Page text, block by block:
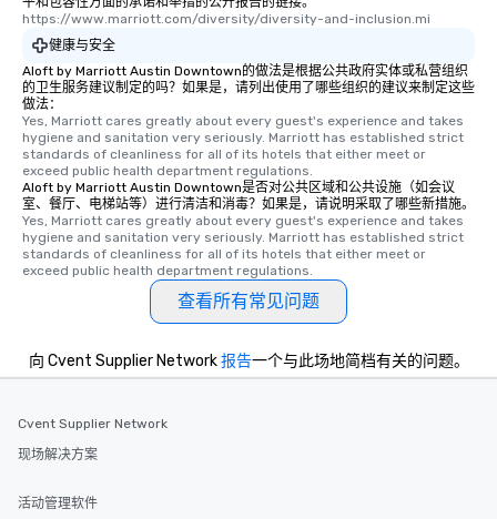
https://www.marriott.com/diversity/diversity-and-inclusion.mi
健康与安全
Aloft by Marriott Austin Downtown的做法是根据公共政府实体或私营组织
的卫生服务建议制定的吗？如果是，请列出使用了哪些组织的建议来制定这些
做法：
Yes, Marriott cares greatly about every guest's experience and takes
hygiene and sanitation very seriously. Marriott has established strict
standards of cleanliness for all of its hotels that either meet or
exceed public health department regulations.
Aloft by Marriott Austin Downtown是否对公共区域和公共设施（如会议
室、餐厅、电梯站等）进行清洁和消毒？如果是，请说明采取了哪些新措施。
Yes, Marriott cares greatly about every guest's experience and takes
hygiene and sanitation very seriously. Marriott has established strict
standards of cleanliness for all of its hotels that either meet or
exceed public health department regulations.
查看所有常见问题
向 Cvent Supplier Network报告一个与此场地简档有关的问题。
Cvent Supplier Network
现场解决方案
活动管理软件